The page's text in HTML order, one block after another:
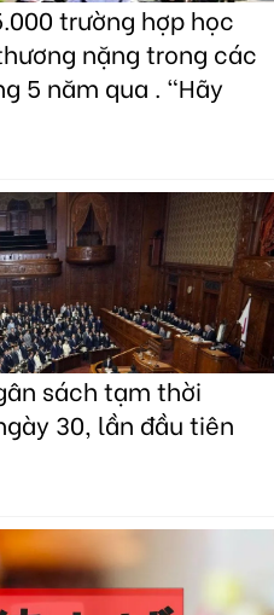
trường hợp học
nặng trong các
5 năm qua . "Hãy
sách tạm thời
30, lần đầu tiên